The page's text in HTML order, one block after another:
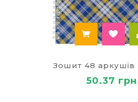
Зошит 48 аркушів
50.37